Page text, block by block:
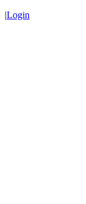
|Login